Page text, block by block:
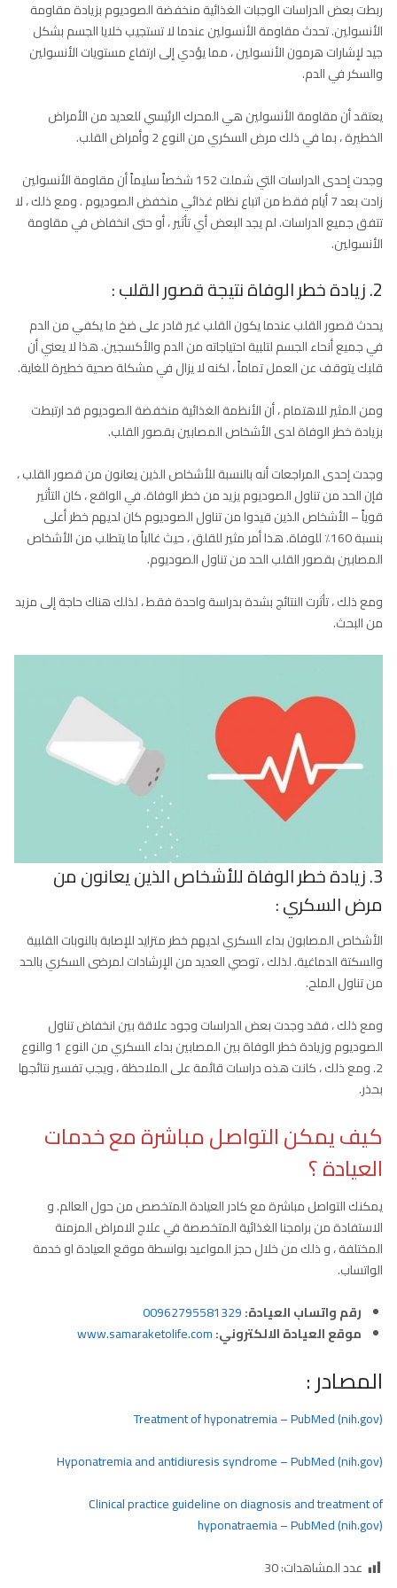
ربطت بعض الدراسات الوجبات الغذائية منخفضة الصوديوم بزيادة مقاومة
الأنسولين. تحدث مقاومة الأنسولين عندما لا تستجيب خلايا الجسم بشكل
جيد لإشارات هرمون الأنسولين ، مما يؤدي إلى ارتفاع مستويات الأنسولين
والسكر في الدم.
يعتقد أن مقاومة الأنسولين هي المحرك الرئيسي للعديد من الأمراض
الخطيرة ، بما في ذلك مرض السكري من النوع 2 وأمراض القلب.
وجدت إحدى الدراسات التي شملت 152 شخصاً سليماً أن مقاومة الأنسولين
زادت بعد 7 أيام فقط من اتباع نظام غذائي منخفض الصوديوم . ومع ذلك ، لا
تتفق جميع الدراسات. لم يجد البعض أي تأثير ، أو حتى انخفاض في مقاومة
الأنسولين.
2. زيادة خطر الوفاة نتيجة قصور القلب :
يحدث قصور القلب عندما يكون القلب غير قادر على ضخ ما يكفي من الدم
في جميع أنحاء الجسم لتلبية احتياجاته من الدم والأكسجين. هذا لا يعني أن
قلبك يتوقف عن العمل تماماً ، لكنه لا يزال في مشكلة صحية خطيرة للغاية.
ومن المثير للاهتمام ، أن الأنظمة الغذائية منخفضة الصوديوم قد ارتبطت
بزيادة خطر الوفاة لدى الأشخاص المصابين بقصور القلب.
وجدت إحدى المراجعات أنه بالنسبة للأشخاص الذين يعانون من قصور القلب ،
فإن الحد من تناول الصوديوم يزيد من خطر الوفاة. في الواقع ، كان التأثير
قوياً – الأشخاص الذين قيدوا من تناول الصوديوم كان لديهم خطر أعلى
بنسبة 160٪ للوفاة. هذا أمر مثير للقلق ، حيث غالباً ما يتطلب من الأشخاص
المصابين بقصور القلب الحد من تناول الصوديوم.
ومع ذلك ، تأثرت النتائج بشدة بدراسة واحدة فقط ، لذلك هناك حاجة إلى مزيد
من البحث.
3. زيادة خطر الوفاة للأشخاص الذين يعانون من
مرض السكري :
الأشخاص المصابون بداء السكري لديهم خطر متزايد للإصابة بالنوبات القلبية
والسكتة الدماغية. لذلك ، توصي العديد من الإرشادات لمرضى السكري بالحد
من تناول الملح.
ومع ذلك ، فقد وجدت بعض الدراسات وجود علاقة بين انخفاض تناول
الصوديوم وزيادة خطر الوفاة بين المصابين بداء السكري من النوع 1 والنوع
2. ومع ذلك ، كانت هذه دراسات قائمة على الملاحظة ، ويجب تفسير نتائجها
بحذر.
كيف يمكن التواصل مباشرة مع خدمات
العيادة ؟
يمكنك التواصل مباشرة مع كادر العيادة المتخصص من حول العالم. و
الاستفادة من برامجنا الغذائية المتخصصة في علاج الامراض المزمنة
المختلفة ، و ذلك من خلال حجز المواعيد بواسطة موقع العيادة او خدمة
الواتساب.
رقم واتساب العيادة:00962795581329
موقع العيادة الالكتروني:www.samaraketolife.com
المصادر :
Treatment of hyponatremia – PubMed (nih.gov)
Hyponatremia and antidiuresis syndrome – PubMed (nih.gov)
Clinical practice guideline on diagnosis and treatment of
hyponatraemia – PubMed (nih.gov)
عدد المشاهدات:30